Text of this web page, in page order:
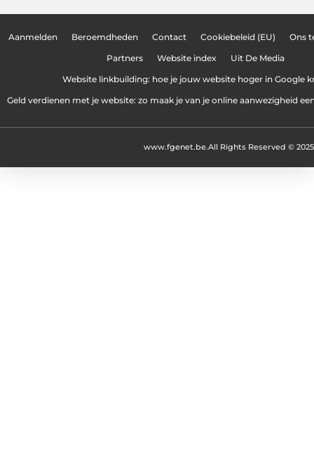
Aanmelden Beroemdheden Contact Cookiebeleid (EU) Ons
Partners Website index Uit De Media
Website linkbuilding: hoe je jouw website hoger in Google
Geld verdienen met je website: zo maak je van je online aanwezigheid
All Rights Reserved © 2025
www.fgenet.be.